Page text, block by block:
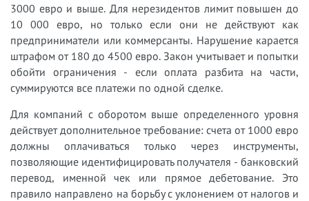
3000 евро и выше. Для нерезидентов лимит повышен до
10 000 евро, но только если они не действуют как
предприниматели или коммерсанты. Нарушение карается
штрафом от 180 до 4500 евро. Закон учитывает и попытки
обойти ограничения - если оплата разбита на части,
суммируются все платежи по одной сделке.
Для компаний с оборотом выше определенного уровня
действует дополнительное требование: счета от 1000 евро
должны оплачиваться только через инструменты,
позволяющие идентифицировать получателя - банковский
перевод, именной чек или прямое дебетование. Это
правило направлено на борьбу с уклонением от налогов и